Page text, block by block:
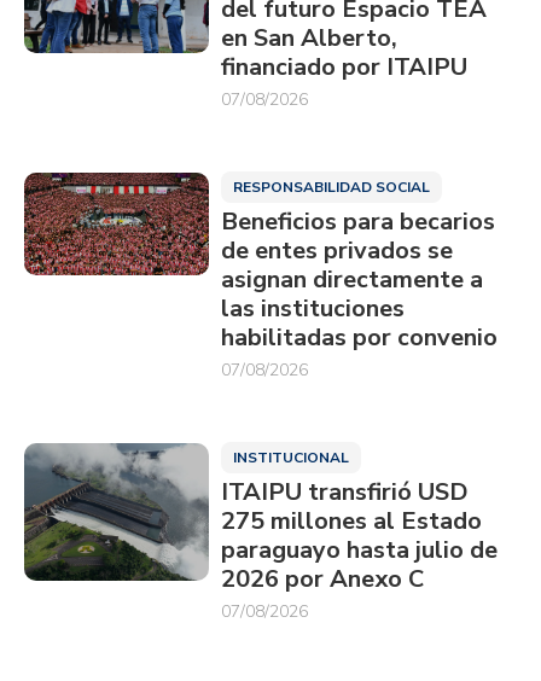
del futuro Espacio TEA
en San Alberto,
financiado por ITAIPU
07/08/2026
RESPONSABILIDAD SOCIAL
Beneficios para becarios
de entes privados se
asignan directamente a
las instituciones
habilitadas por convenio
07/08/2026
INSTITUCIONAL
ITAIPU transfirió USD
275 millones al Estado
paraguayo hasta julio de
2026 por Anexo C
07/08/2026